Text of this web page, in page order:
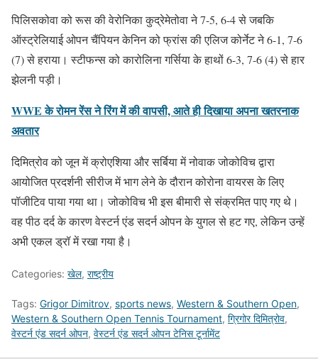
पिलिसकोवा को रूस की वेरोनिका कुद्रेमेतोवा ने 7-5, 6-4 से जबकि
ऑस्ट्रेलियाई ओपन चैंपियन केनिन को फ्रांस की एलिज कोर्नेट ने 6-1, 7-6
(7) से हराया। स्टीफन्स को कारोलिना गर्सिया के हाथों 6-3, 7-6 (4) से हार
झेलनी पड़ी।
WWE के रोमन रेंस ने रिंग में की वापसी, आते ही दिखाया अपना खतरनाक
अवतार
दिमित्रोव को जून में क्रोएशिया और सर्बिया में नोवाक जोकोविच द्वारा
आयोजित प्रदर्शनी सीरीज में भाग लेने के दौरान कोरोना वायरस के लिए
पॉजीटिव पाया गया था। जोकोविच भी इस बीमारी से संक्रमित पाए गए थे।
वह पीठ दर्द के कारण वेस्टर्न एंड सदर्न ओपन के युगल से हट गए, लेकिन उन्हें
अभी एकल ड्रॉ में रखा गया है।
Categories: खेल, राष्ट्रीय
Tags: Grigor Dimitrov, sports news, Western & Southern Open,
Western & Southern Open Tennis Tournament, ग्रिगोर दिमित्रोव,
वेस्टर्न एंड सदर्न ओपन, वेस्टर्न एंड सदर्न ओपन टेनिस टूर्नामेंट